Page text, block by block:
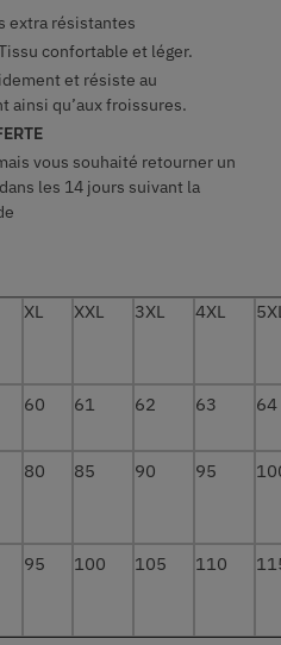
extra résistantes
confortable et léger.
et résiste au
ainsi qu’aux froissures.
vous souhaité retourner un
les 14 jours suivant la
XL XXL 3XL 4XL
60 61 62 63 64
80 85 90 95
95 100 105 110